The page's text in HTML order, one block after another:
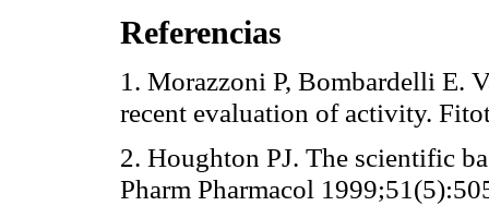
Referencias
1. Morazzoni P, Bombardelli E.
recent evaluation of activity.
2. Houghton PJ. The scientific
Pharm Pharmacol